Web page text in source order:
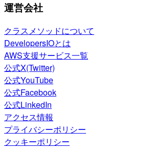
運営会社
クラスメソッドについて
DevelopersIOとは
AWS支援サービス一覧
公式X(Twitter)
公式YouTube
公式Facebook
公式LinkedIn
アクセス情報
プライバシーポリシー
クッキーポリシー